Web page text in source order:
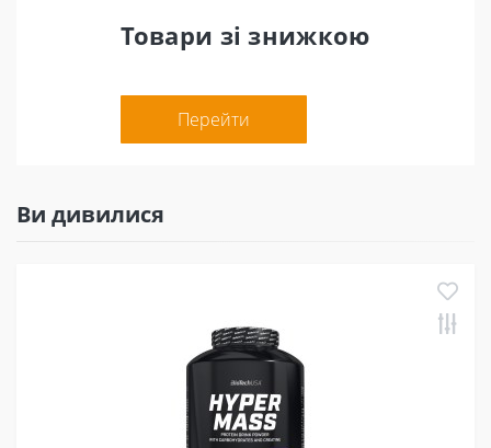
Товари зі знижкою
Перейти
Ви дивилися